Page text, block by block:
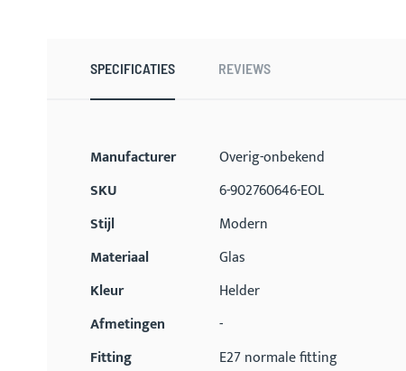
SPECIFICATIES REVIEWS
Meer
Manufacturer
Overig-onbekend
SKU
6-902760646-EOL
Stijl
Modern
Materiaal
Glas
Kleur
Helder
Afmetingen
-
Fitting
E27 normale fitting